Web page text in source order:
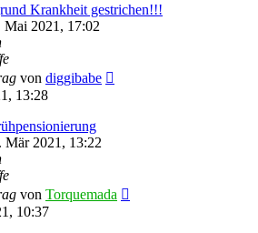
Krankheit gestrichen!!!
Mai 2021, 17:02
von diggibabe
13:28
Mär 2021, 13:22
von Torquemada
10:37